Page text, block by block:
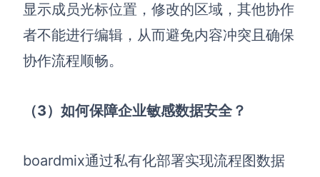
显示成员光标位置，修改的区域，其他协作
者不能进行编辑，从而避免内容冲突且确保
协作流程顺畅。
（3）如何保障企业敏感数据安全？
boardmix通过私有化部署实现流程图数据